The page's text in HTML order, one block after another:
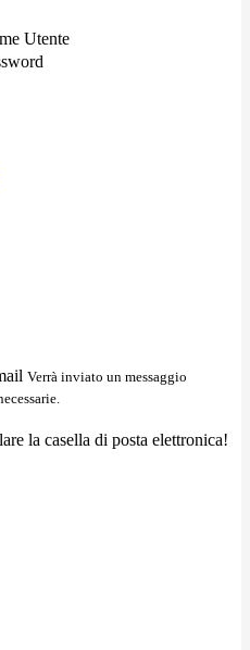
Utente
Verrà inviato un messaggio
la casella di posta elettronica!